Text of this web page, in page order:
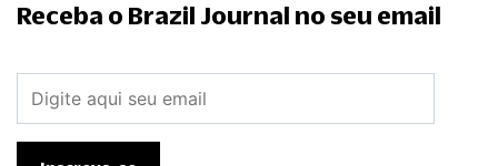
Receba o Brazil Journal no seu email